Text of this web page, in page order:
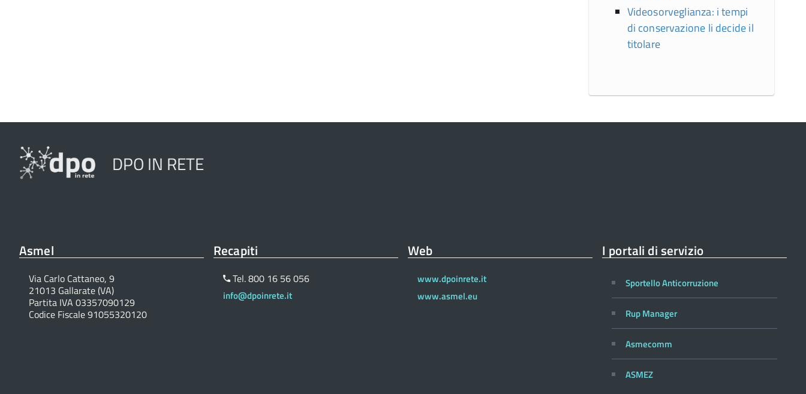
Videosorveglianza: i tempi
di conservazione li decide il
titolare
DPO IN RETE
Asmel
Via Carlo Cattaneo, 9
21013 Gallarate (VA)
Partita IVA 03357090129
Codice Fiscale 91055320120
Recapiti
Tel. 800 16 56 056
info@dpoinrete.it
Web
www.dpoinrete.it
www.asmel.eu
I portali di servizio
Sportello Anticorruzione
Rup Manager
Asmecomm
ASMEZ